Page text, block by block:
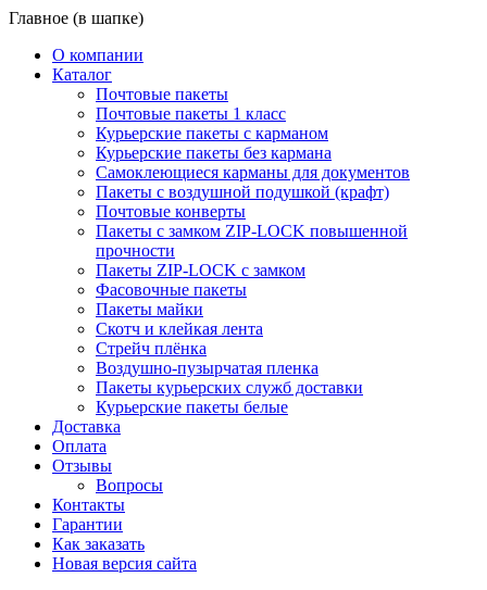
Главное (в шапке)
О компании
Каталог
Почтовые пакеты
Почтовые пакеты 1 класс
Курьерские пакеты с карманом
Курьерские пакеты без кармана
Самоклеющиеся карманы для документов
Пакеты с воздушной подушкой (крафт)
Почтовые конверты
Пакеты с замком ZIP-LOCK повышенной
прочности
Пакеты ZIP-LOCK с замком
Фасовочные пакеты
Пакеты майки
Скотч и клейкая лента
Стрейч плёнка
Воздушно-пузырчатая пленка
Пакеты курьерских служб доставки
Курьерские пакеты белые
Доставка
Оплата
Отзывы
Вопросы
Контакты
Гарантии
Как заказать
Новая версия сайта